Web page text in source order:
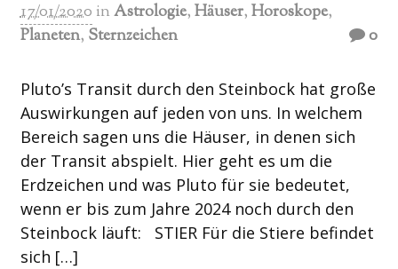
17/01/2020 inAstrologie,Häuser,Horoskope,
Planeten, Sternzeichen 0
Pluto’s Transit durch den Steinbock hat große
Auswirkungen auf jeden von uns. In welchem
Bereich sagen uns die Häuser, in denen sich
der Transit abspielt. Hier geht es um die
Erdzeichen und was Pluto für sie bedeutet,
wenn er bis zum Jahre 2024 noch durch den
Steinbock läuft: STIER Für die Stiere befindet
sich […]